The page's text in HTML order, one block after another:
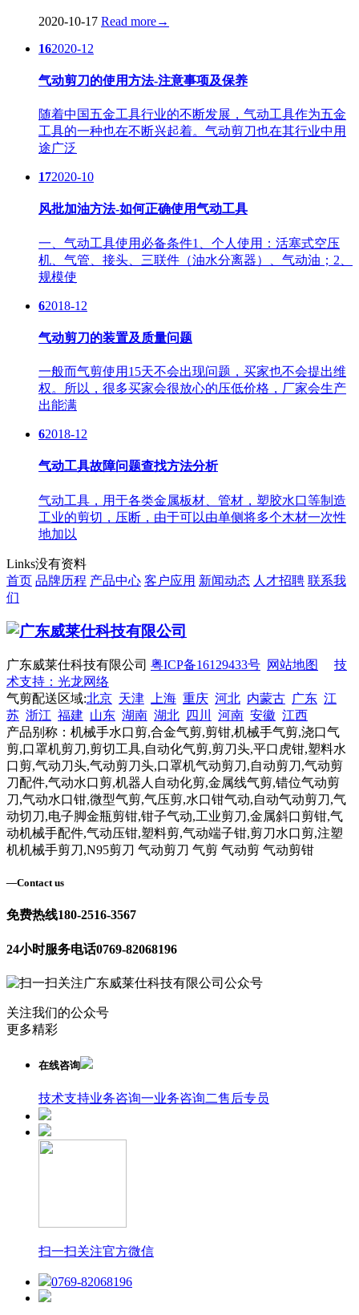
2020-10-17 Read more→
162020-12
气动剪刀的使用方法-注意事项及保养
随着中国五金工具行业的不断发展，气动工具作为五金
工具的一种也在不断兴起着。气动剪刀也在其行业中用
途广泛
172020-10
风批加油方法-如何正确使用气动工具
一、气动工具使用必备条件1、个人使用：活塞式空压
机、气管、接头、三联件（油水分离器）、气动油；2、
规模使
62018-12
气动剪刀的装置及质量问题
一般而气剪使用15天不会出现问题，买家也不会提出维
权。所以，很多买家会很放心的压低价格，厂家会生产
出能满
62018-12
气动工具故障问题查找方法分析
气动工具，用于各类金属板材、管材，塑胶水口等制造
工业的剪切，压断，由于可以由单侧将多个木材一次性
地加以
Links没有资料
首页 品牌历程 产品中心 客户应用 新闻动态 人才招聘 联系我
们
广东威莱仕科技有限公司 粤ICP备16129433号 网站地图
技
术支持：光龙网络
气剪配送区域:北京 天津 上海 重庆 河北 内蒙古 广东 江
苏 浙江 福建 山东 湖南 湖北 四川 河南 安徽 江西
产品别称：机械手水口剪,合金气剪,剪钳,机械手气剪,浇口气
剪,口罩机剪刀,剪切工具,自动化气剪,剪刀头,平口虎钳,塑料水
口剪,气动刀头,气动剪刀头,口罩机气动剪刀,自动剪刀,气动剪
刀配件,气动水口剪,机器人自动化剪,金属线气剪,错位气动剪
刀,气动水口钳,微型气剪,气压剪,水口钳气动,自动气动剪刀,气
动切刀,电子脚金瓶剪钳,钳子气动,工业剪刀,金属斜口剪钳,气
动机械手配件,气动压钳,塑料剪,气动端子钳,剪刀水口剪,注塑
机机械手剪刀,N95剪刀 气动剪刀 气剪 气动剪 气动剪钳
—Contact us
免费热线180-2516-3567
24小时服务电话0769-82068196
关注我们的公众号
更多精彩
在线咨询
技术支持业务咨询一业务咨询二售后专员
扫一扫关注官方微信
0769-82068196